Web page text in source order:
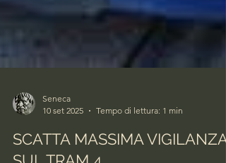
Seneca
10 set 2025
Tempo di lettura: 1 min